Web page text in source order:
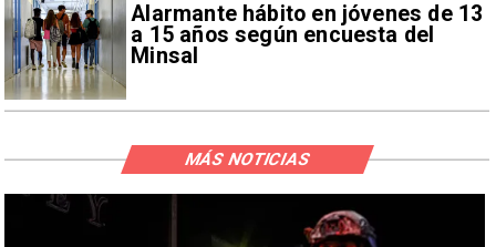
Alarmante hábito en jóvenes de 13
a 15 años según encuesta del
Minsal
MÁS NOTICIAS